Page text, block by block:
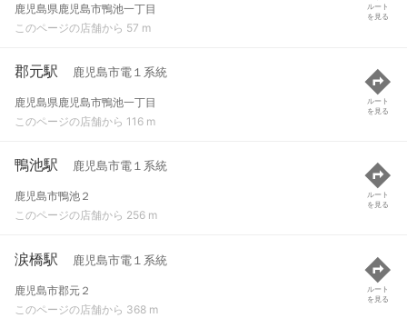
鹿児島県鹿児島市鴨池一丁目
このページの店舗から 57 m
ルート
を見る
郡元駅 鹿児島市電１系統
鹿児島県鹿児島市鴨池一丁目
このページの店舗から 116 m
ルート
を見る
鴨池駅 鹿児島市電１系統
鹿児島市鴨池２
このページの店舗から 256 m
ルート
を見る
涙橋駅 鹿児島市電１系統
鹿児島市郡元２
このページの店舗から 368 m
ルート
を見る